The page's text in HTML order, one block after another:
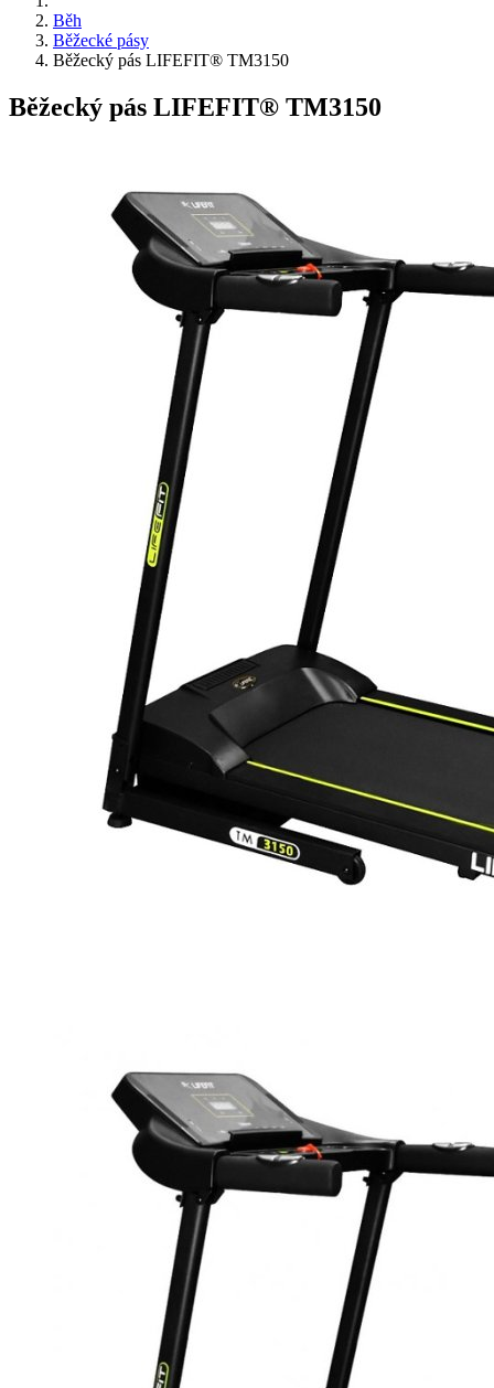
Běh
Běžecké pásy
Běžecký pás LIFEFIT® TM3150
Běžecký pás LIFEFIT® TM3150